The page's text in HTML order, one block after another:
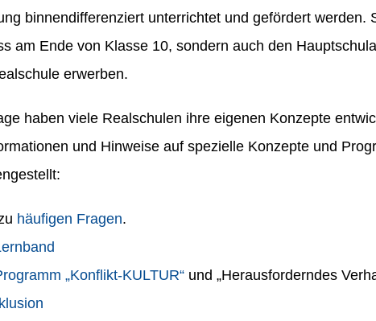
binnendifferenziert unterrichtet und gefördert werden.
am Ende von Klasse 10, sondern auch den
erwerben.
haben viele Realschulen ihre eigenen Konzepte
und Hinweise auf spezielle Konzepte und
häufigen Fragen.
„Konflikt-KULTUR“ und „Herausforderndes